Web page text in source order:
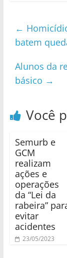
←
batem
Alunos da
básico →
Você
Semurb e
GCM
realizam
ações e
operações
da “Lei da
rabeira”
evitar
acidentes
23/05/2023